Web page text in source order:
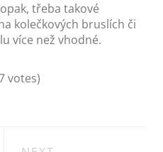
třeba takové
kolečkových bruslích či
více než vhodné.
votes)